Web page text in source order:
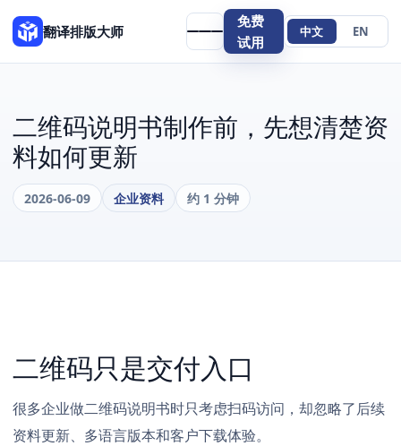
翻译排版大师 中文 EN
免费
试用
二维码说明书制作前，先想清楚资
料如何更新
2026-06-09 企业资料 约 1 分钟
二维码只是交付入口
很多企业做二维码说明书时只考虑扫码访问，却忽略了后续
资料更新、多语言版本和客户下载体验。